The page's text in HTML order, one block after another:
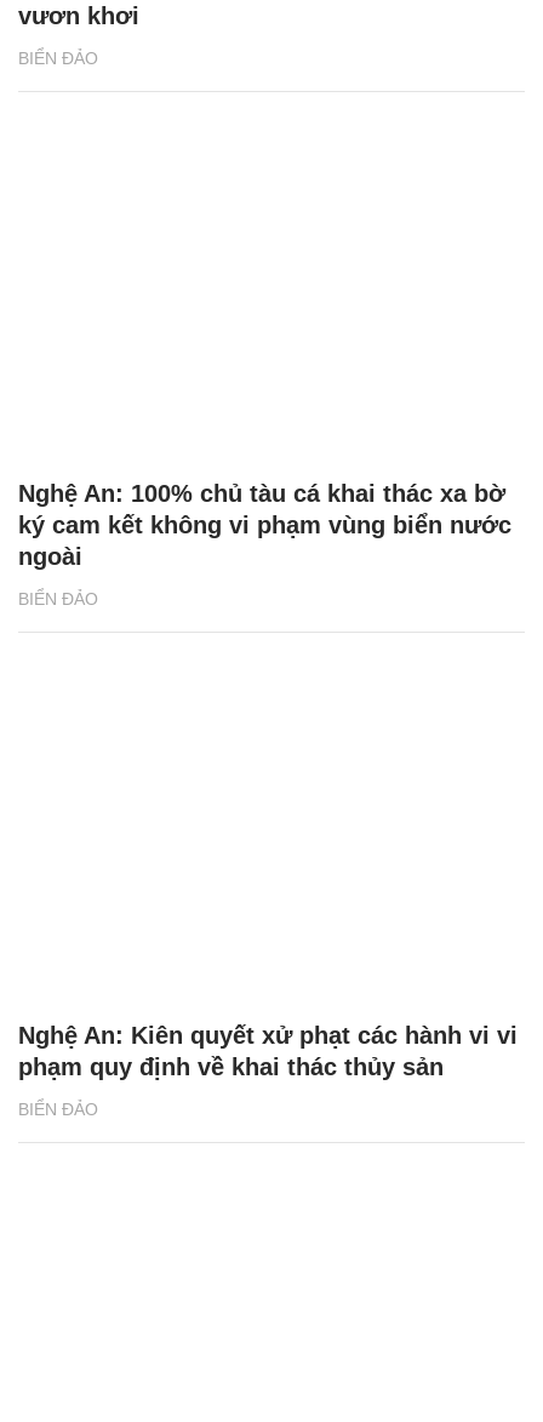
BIỂN ĐẢO
vươn khơi
BIỂN ĐẢO
Nghệ An: 100% chủ tàu cá khai thác xa bờ
ký cam kết không vi phạm vùng biển nước
ngoài
BIỂN ĐẢO
Nghệ An: Kiên quyết xử phạt các hành vi vi
phạm quy định về khai thác thủy sản